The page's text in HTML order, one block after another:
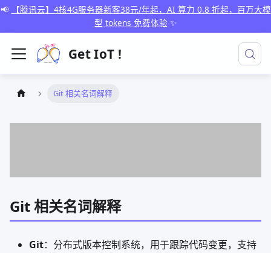
📢
【腾讯云】4核4G服务器新客38元/年起，AI 算力 0.8 折起，百万大模
型 tokens 免费体验 ✨
Get IoT !
Git 相关名词解释
Git 相关名词解释
Git：分布式版本控制系统，用于跟踪代码变更，支持